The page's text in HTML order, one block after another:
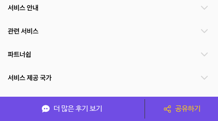
더 많은 후기 보기 공유하기
서비스 안내
관련 서비스
파트너쉽
서비스 제공 국가
(주)NSPACE 사업자정보